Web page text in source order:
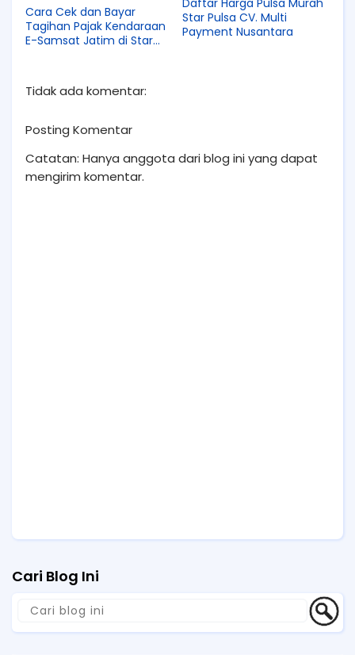
Cara Cek dan Bayar
Tagihan Pajak Kendaraan
E-Samsat Jatim di Star
Daftar Harga Pulsa Murah
Star Pulsa CV. Multi
Payment Nusantara
Tidak ada komentar:
Posting Komentar
Catatan: Hanya anggota dari blog ini yang dapat
mengirim komentar.
Cari Blog Ini